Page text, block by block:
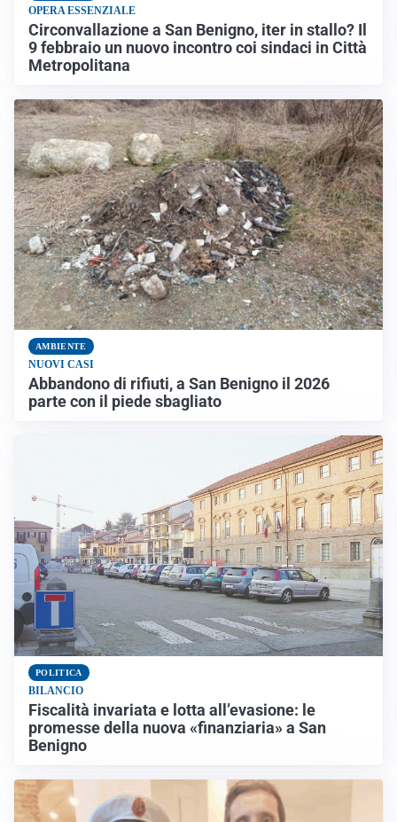
OPERA ESSENZIALE
Circonvallazione a San Benigno, iter in stallo? Il
9 febbraio un nuovo incontro coi sindaci in Città
Metropolitana
AMBIENTE
NUOVI CASI
Abbandono di rifiuti, a San Benigno il 2026
parte con il piede sbagliato
POLITICA
BILANCIO
Fiscalità invariata e lotta all’evasione: le
promesse della nuova «finanziaria» a San
Benigno